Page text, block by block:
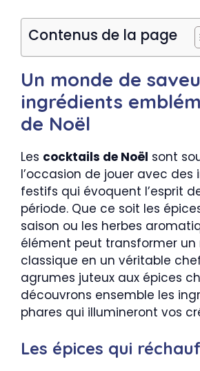
Contenus de la page
Un monde de
ingrédients
de Noël
Les cocktails de Noël sont
l’occasion de jouer avec des
festifs qui évoquent l’esprit
période. Que ce soit les
saison ou les herbes
élément peut transformer un
classique en un véritable
agrumes juteux aux épices
découvrons ensemble les
phares qui illumineront vos
Les épices qui